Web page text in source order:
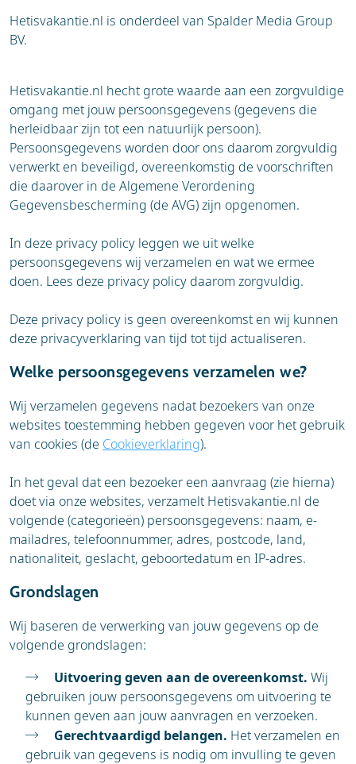
Hetisvakantie.nl is onderdeel van Spalder Media Group
BV.
Hetisvakantie.nl hecht grote waarde aan een zorgvuldige
omgang met jouw persoonsgegevens (gegevens die
herleidbaar zijn tot een natuurlijk persoon).
Persoonsgegevens worden door ons daarom zorgvuldig
verwerkt en beveiligd, overeenkomstig de voorschriften
die daarover in de Algemene Verordening
Gegevensbescherming (de AVG) zijn opgenomen.
In deze privacy policy leggen we uit welke
persoonsgegevens wij verzamelen en wat we ermee
doen. Lees deze privacy policy daarom zorgvuldig.
Deze privacy policy is geen overeenkomst en wij kunnen
deze privacyverklaring van tijd tot tijd actualiseren.
Welke persoonsgegevens verzamelen we?
Wij verzamelen gegevens nadat bezoekers van onze
websites toestemming hebben gegeven voor het gebruik
van cookies (de Cookieverklaring).
In het geval dat een bezoeker een aanvraag (zie hierna)
doet via onze websites, verzamelt Hetisvakantie.nl de
volgende (categorieën) persoonsgegevens: naam, e-
mailadres, telefoonnummer, adres, postcode, land,
nationaliteit, geslacht, geboortedatum en IP-adres.
Grondslagen
Wij baseren de verwerking van jouw gegevens op de
volgende grondslagen:
Uitvoering geven aan de overeenkomst. Wij
gebruiken jouw persoonsgegevens om uitvoering te
kunnen geven aan jouw aanvragen en verzoeken.
Gerechtvaardigd belangen. Het verzamelen en
gebruik van gegevens is nodig om invulling te geven